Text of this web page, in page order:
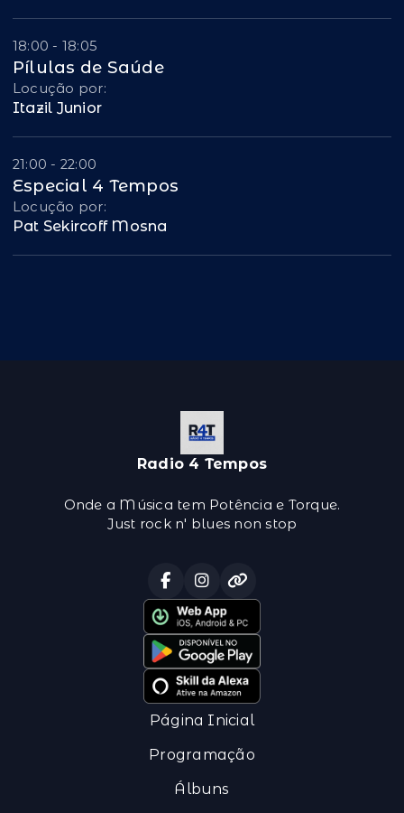
18:00 - 18:05
Pílulas de Saúde
Locução por:
Itazil Junior
21:00 - 22:00
Especial 4 Tempos
Locução por:
Pat Sekircoff Mosna
Radio 4 Tempos
Onde a Música tem Potência e Torque.
Just rock n' blues non stop
Página Inicial
Programação
Álbuns